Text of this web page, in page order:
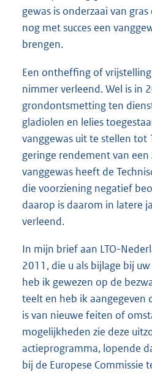
gewas is onderzaai van
nog met succes een
brengen.
Een ontheffing of
nimmer verleend. Wel is in
grondontsmetting ten
gladiolen en lelies
vanggewas uit te stellen tot
geringe rendement van een
vanggewas heeft de
die voorziening negatief
daarop is daarom in latere
verleend.
In mijn brief aan LTO-
2011, die u als bijlage bij
heb ik gewezen op de
teelt en heb ik aangegeven
is van nieuwe feiten of
mogelijkheden zie deze
actieprogramma, lopende
bij de Europese Commissie